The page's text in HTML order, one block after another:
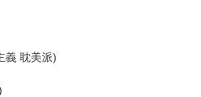
義 耽美派)